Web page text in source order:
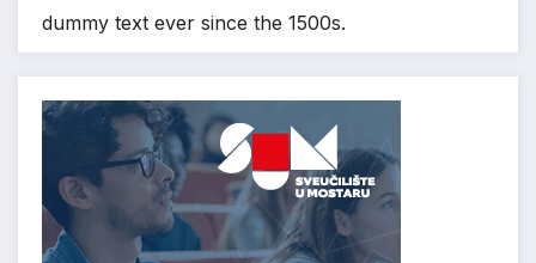
dummy text ever since the 1500s.